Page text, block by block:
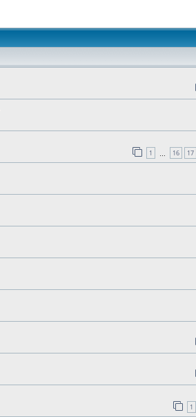
1 16 17
1